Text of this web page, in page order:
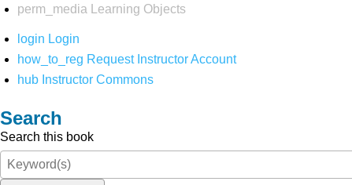
perm_media
Learning Objects
login Login
how_to_reg Request Instructor Account
hub Instructor Commons
Search
Search this book